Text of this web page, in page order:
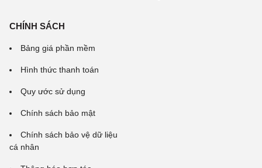
CHÍNH SÁCH
Bảng giá phần mềm
Hình thức thanh toán
Quy ước sử dụng
Chính sách bảo mật
Chính sách bảo vệ dữ liệu
cá nhân